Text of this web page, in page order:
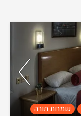
שמחת תורה